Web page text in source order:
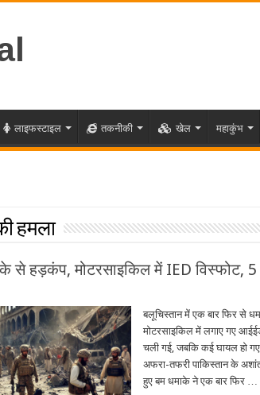
लाइफस्टाइल तकनीकी खेल महाकुंभ
हमला
से हड़कंप, मोटरसाइकिल में IED विस्फोट, 5
बलूचिस्तान में एक बार फिर से
मोटरसाइकिल में लगाए गए
चली गई, जबकि कई घायल हो
अफरा-तफरी पाकिस्तान के
हुए बम धमाके ने एक बार फिर …